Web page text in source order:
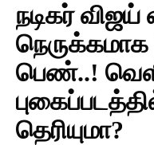
நடிகர்
பெண்..!
தெரியுமா?